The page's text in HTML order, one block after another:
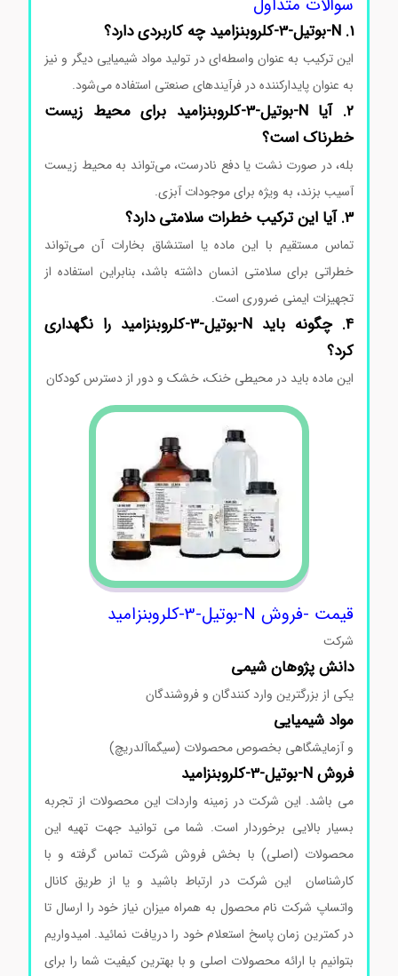
سوالات متداول
این ترکیب به عنوان واسطه‌ای در تولید مواد شیمیایی دیگر و نیز
به عنوان پایدارکننده در فرآیندهای صنعتی استفاده می‌شود.
2. آیا N-بوتیل-3-کلروبنزامید برای محیط زیست
خطرناک است؟
بله، در صورت نشت یا دفع نادرست، می‌تواند به محیط زیست
آسیب بزند، به ویژه برای موجودات آبزی.
تماس مستقیم با این ماده یا استنشاق بخارات آن می‌تواند
خطراتی برای سلامتی انسان داشته باشد، بنابراین استفاده از
تجهیزات ایمنی ضروری است.خرید N-بوتیل-3-کلروبنزامید
4. چگونه باید N-بوتیل-3-کلروبنزامید را نگهداری
کرد؟
این ماده باید در محیطی خنک، خشک و دور از دسترس کودکان
قیمت -فروش N-بوتیل-3-کلروبنزامید
شرکت
دانش پژوهان شیمی
یکی از بزرگترین وارد کنندگان و فروشندگان
موادشیمیایی
و آزمایشگاهی بخصوص محصولات (سیگماآلدریچ)
فروش N-بوتیل-3-کلروبنزامید
می باشد. این شرکت در زمینه واردات این محصولات از تجربه
بسیار بالایی برخوردار است. شما می توانید جهت تهیه این
محصولات (اصلی) با بخش فروش شرکت تماس گرفته و با
کارشناسان این شرکت در ارتباط باشید و یا از طریق کانال
واتساپ شرکت نام محصول به همراه میزان نیاز خود را ارسال تا
در کمترین زمان پاسخ استعلام خود را دریافت نمائید. امیدواریم
بتوانیم با ارائه محصولات اصلی و با بهترین کیفیت شما را برای